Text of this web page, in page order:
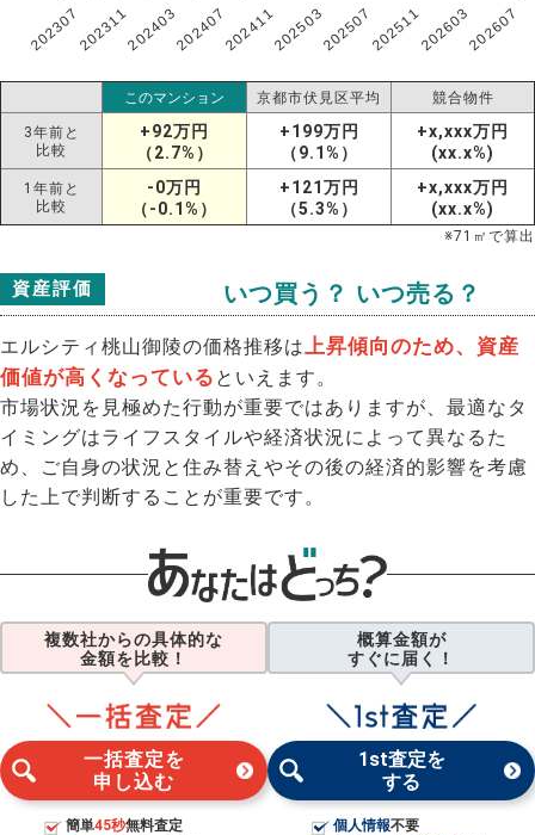
202307202311202403202407202411202503202507202511202603202607
このマンション 京都市伏見区平均 競合物件
3年前と
比較
+92万円
（2.7%）
+199万円
（9.1%）
+x,xxx万円
(xx.x%)
1年前と
比較
-0万円
（-0.1%）
+121万円
（5.3%）
+x,xxx万円
(xx.x%)
※71 ㎡で算出
資産評価 いつ買う？ いつ売る？
エルシティ桃山御陵の価格推移は 上昇傾向のため、資産
価値が高くなっている といえます。
市場状況を見極めた行動が重要ではありますが、最適なタ
イミングはライフスタイルや経済状況によって異なるた
め、ご自身の状況と住み替えやその後の経済的影響を考慮
した上で判断することが重要です。
複数社からの具体的な
金額を比較！
一括査定を
申し込む
簡単45秒無料査定
概算金額が
すぐに届く！
1st査定を
する
個人情報不要